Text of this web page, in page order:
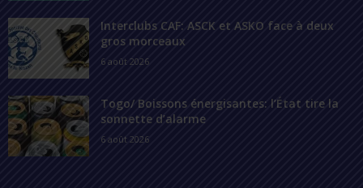
Interclubs CAF: ASCK et ASKO face à deux
gros morceaux
6 août 2026
Togo/ Boissons énergisantes: l’État tire la
sonnette d’alarme
6 août 2026